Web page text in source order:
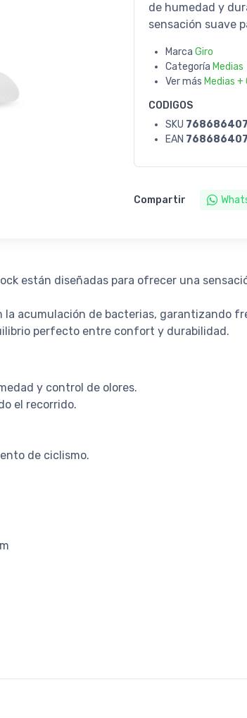
de humedad y
sensación suave
Marca Giro
Categoría Medias
Ver más Medias +
CODIGOS
SKU
EAN
Compartir
están diseñadas para ofrecer una
acumulación de bacterias, garantizando
perfecto entre confort y durabilidad.
y control de olores.
el recorrido.
de ciclismo.